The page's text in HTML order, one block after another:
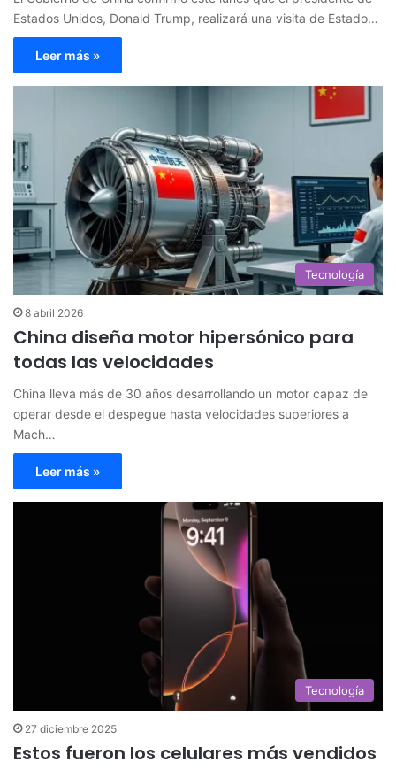
Estados Unidos, Donald Trump, realizará una visita de Estado…
Leer más »
Tecnología
8 abril 2026
China diseña motor hipersónico para
todas las velocidades
China lleva más de 30 años desarrollando un motor capaz de
operar desde el despegue hasta velocidades superiores a
Mach…
Leer más »
Tecnología
27 diciembre 2025
Estos fueron los celulares más vendidos